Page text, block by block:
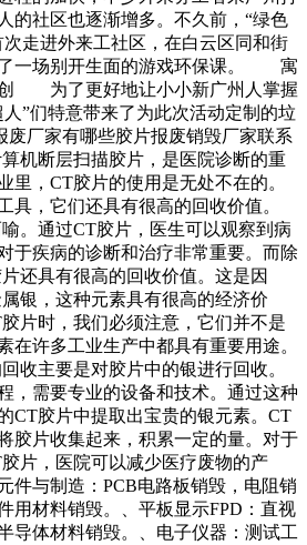
的社区也逐渐增多。不久前，“绿色
走进外来工社区，在白云区同和街
了一场别开生面的游戏环保课。 寓
创 为了更好地让小小新广州人掌握
”们特意带来了为此次活动定制的垃
废厂家有哪些胶片报废销毁厂家联系
机断层扫描胶片，是医院诊断的重
里，CT胶片的使用是无处不在的。
具，它们还具有很高的回收价值。
。通过CT胶片，医生可以观察到病
于疾病的诊断和治疗非常重要。而除
还具有很高的回收价值。这是因
银，这种元素具有很高的经济价
片时，我们必须注意，它们并不是
在许多工业生产中都具有重要用途。
收主要是对胶片中的银进行回收。
，需要专业的设备和技术。通过这种
CT胶片中提取出宝贵的银元素。CT
胶片收集起来，积累一定的量。对于
片，医院可以减少医疗废物的产
件与制造：PCB电路板销毁，电阻销
用材料销毁。、平板显示FPD：直视
导体材料销毁。、电子仪器：测试工